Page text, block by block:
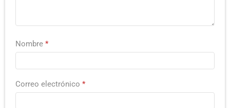
Nombre *
Correo electrónico *